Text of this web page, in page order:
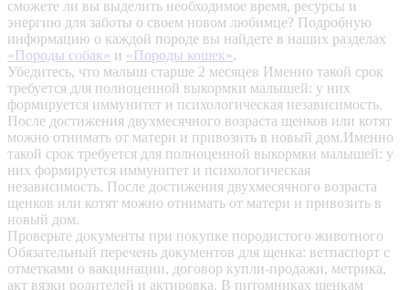
сможете ли вы выделить необходимое время, ресурсы и
энергию для заботы о своем новом любимце? Подробную
информацию о каждой породе вы найдете в наших разделах
«Породы собак» и «Породы кошек».
Убедитесь, что малыш старше 2 месяцев Именно такой срок
требуется для полноценной выкормки малышей: у них
формируется иммунитет и психологическая независимость.
После достижения двухмесячного возраста щенков или котят
можно отнимать от матери и привозить в новый дом.Именно
такой срок требуется для полноценной выкормки малышей: у
них формируется иммунитет и психологическая
независимость. После достижения двухмесячного возраста
щенков или котят можно отнимать от матери и привозить в
новый дом.
Проверьте документы при покупке породистого животного
Обязательный перечень документов для щенка: ветпаспорт с
отметками о вакцинации, договор купли-продажи, метрика,
акт вязки родителей и актировка. В питомниках щенкам